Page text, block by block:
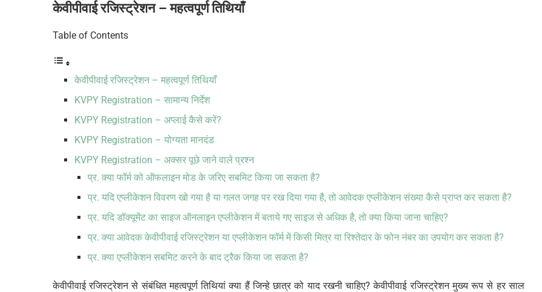
केवीपीवाई रजिस्ट्रेशन–महत्वपूर्ण तिथियाँ
Table of Contents
केवीपीवाई रजिस्ट्रेशन – महत्वपूर्ण तिथियाँ
KVPY Registration – सामान्य निर्देश
KVPY Registration – अप्लाई कैसे करें?
KVPY Registration – योग्यता मानदंड
KVPY Registration – अक्सर पूछे जाने वाले प्रश्न
प्र. क्या फॉर्म को ऑफलाइन मोड के जरिए सबमिट किया जा सकता है?
प्र. यदि एप्लीकेशन विवरण खो गया है या गलत जगह पर रख दिया गया है, तो आवेदक एप्लीकेशन संख्या कैसे प्राप्त कर सकता है?
प्र. यदि डॉक्यूमेंट का साइज ऑनलाइन एप्लीकेशन में बताये गए साइज से अधिक है, तो क्या किया जाना चाहिए?
प्र. क्या आवेदक केवीपीवाई रजिस्ट्रेशन या एप्लीकेशन फॉर्म में किसी मित्र या रिश्तेदार के फोन नंबर का उपयोग कर सकता है?
प्र. क्या एप्लीकेशन सबमिट करने के बाद ट्रैक किया जा सकता है?
केवीपीवाई रजिस्ट्रेशन से संबंधित महत्वपूर्ण तिथियां क्या हैं जिन्हे छात्र को याद रखनी चाहिए? केवीपीवाई रजिस्ट्रेशन मुख्य रूप से हर साल